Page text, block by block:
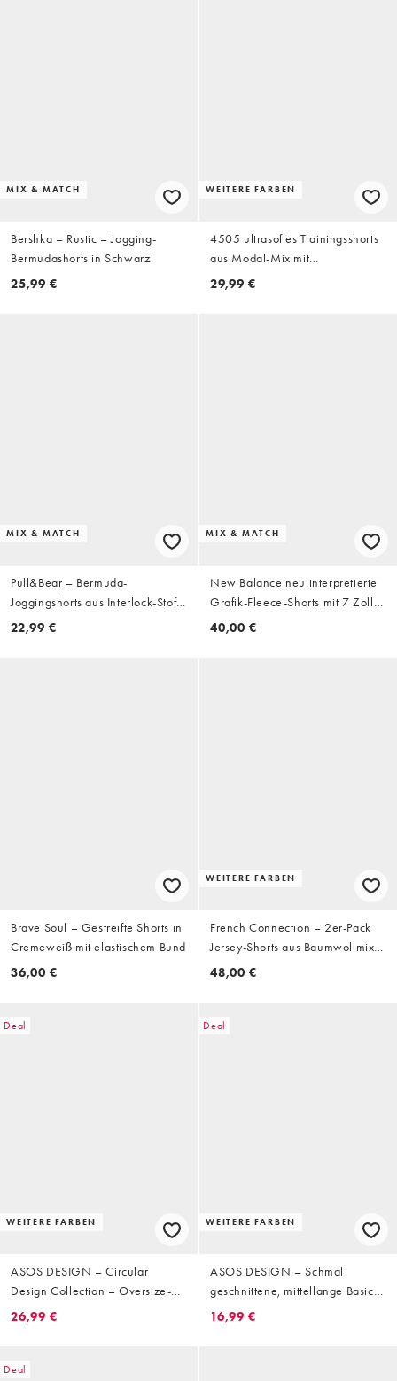
MIX & MATCH
Bershka – Rustic – Jogging-
Bermudashorts in Schwarz
25,99 €
WEITERE FARBEN
4505 ultrasoftes Trainingsshorts
aus Modal-Mix mit
Reißverschlusstaschen in Grau
29,99 €
MIX & MATCH
Pull&Bear – Bermuda-
Joggingshorts aus Interlock-Stoff
in Schwarz
22,99 €
MIX & MATCH
New Balance neu interpretierte
Grafik-Fleece-Shorts mit 7 Zoll
in Schwarz
40,00 €
Brave Soul – Gestreifte Shorts in
Cremeweiß mit elastischem Bund
36,00 €
WEITERE FARBEN
French Connection – 2er-Pack
Jersey-Shorts aus Baumwollmix
in Marineblau
48,00 €
Deal
WEITERE FARBEN
ASOS DESIGN – Circular
Design Collection – Oversize-
Shorts aus Jersey in Beige mit
26,99 €
Deal
WEITERE FARBEN
ASOS DESIGN – Schmal
geschnittene, mittellange Basic-
Shorts aus Jersey in Anthrazit
16,99 €
Deal